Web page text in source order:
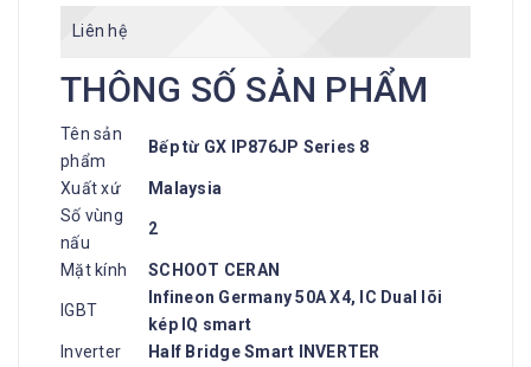
Liên hệ
THÔNG SỐ SẢN PHẨM
Tên sản
phẩm
Bếp từ GX IP876JP Series 8
Xuất xứ
Malaysia
Số vùng
nấu
2
Mặt kính SCHOOT CERAN
IGBT
Infineon Germany 50A X4, IC Dual lõi
kép IQ smart
Inverter
Half Bridge Smart INVERTER